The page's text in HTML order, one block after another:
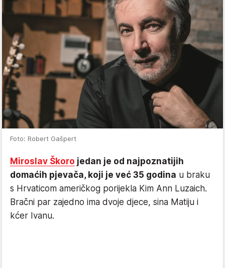
Foto: Robert Gašpert
Miroslav Škoro jedan je od najpoznatijih
domaćih pjevača, koji je već 35 godina u braku
s Hrvaticom američkog porijekla Kim Ann Luzaich.
Bračni par zajedno ima dvoje djece, sina Matiju i
kćer Ivanu.